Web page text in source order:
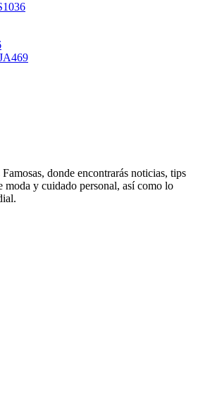
1036
469
donde encontrarás noticias, tips
moda y cuidado personal, así como lo